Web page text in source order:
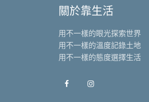
關於靠生活
用不一樣的眼光探索世界
用不一樣的溫度記錄土地
用不一樣的態度選擇生活